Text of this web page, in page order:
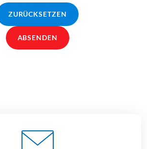
ZURÜCKSETZEN
ABSENDEN